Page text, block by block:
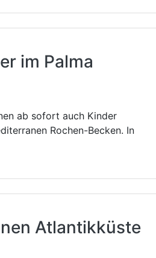
im Palma
ab sofort auch Kinder
Rochen-Becken. In
Atlantikküste